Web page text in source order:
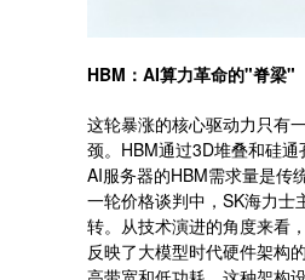
HBM：AI算力革命的"脊梁"
这轮暴涨的核心驱动力只有
颈。HBM通过3D堆叠和硅
AI服务器的HBM需求量是传
一轮价格谈判中，SK海力
转。从技术演进的角度来看
反映了大模型时代硬件架构